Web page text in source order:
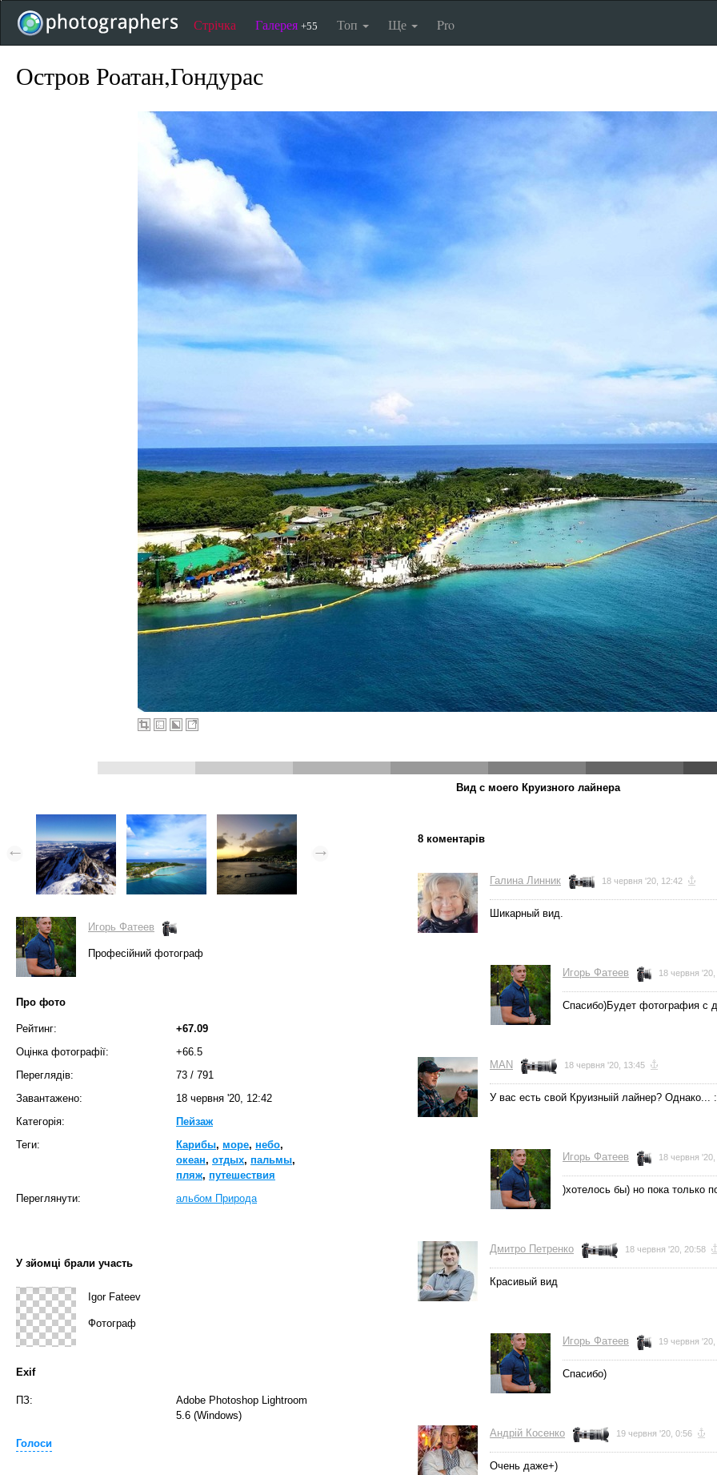
Стрічка Галерея +55 Топ Ще Pro
Остров Роатан,Гондурас
Вид с моего Круизного лайнера
Игорь Фатеев
Професійний фотограф
Про фото
Рейтинг:
+67.09
Оцінка фотографії:
+66.5
Переглядів:
73 / 791
Завантажено:
18 червня '20, 12:42
Категорія:
Пейзаж
Теги:
Карибы, море, небо,
океан, отдых, пальмы,
пляж, путешествия
Переглянути:
альбом Природа
У зйомці брали участь
Igor Fateev
Фотограф
Exif
ПЗ:
Adobe Photoshop Lightroom
5.6 (Windows)
Голоси
8 коментарів
Галина Линник 18 червня '20, 12:42
Шикарный вид.
Игорь Фатеев 18 червня
Спасибо)Будет фотография с
MAN 18 червня '20, 13:45
У вас есть свой Круизныій лайнер? Однако...
Игорь Фатеев 18 червня
)хотелось бы) но пока только
Дмитро Петренко 18 червня '20, 20:58
Красивый вид
Игорь Фатеев 19 червня
Спасибо)
Андрій Косенко 19 червня '20, 0:56
Очень даже+)